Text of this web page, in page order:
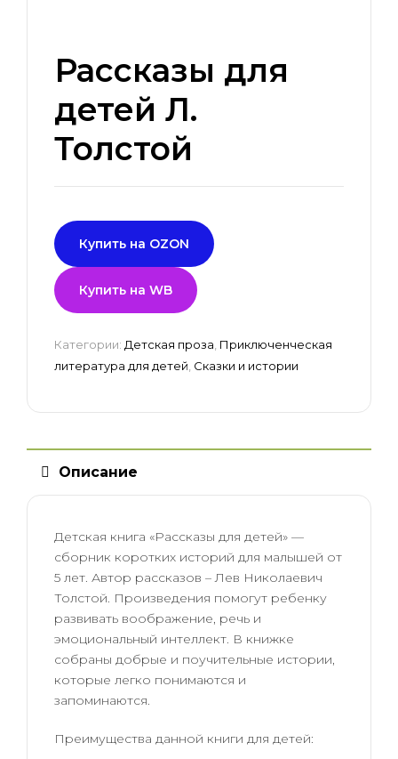
Рассказы для
детей Л.
Толстой
Купить на OZON
Купить на WB
Категории: Детская проза Приключенческая
литература для детей Сказки и истории
Описание
Детская книга «Рассказы для детей» —
сборник коротких историй для малышей от
5 лет. Автор рассказов – Лев Николаевич
Толстой. Произведения помогут ребенку
развивать воображение, речь и
эмоциональный интеллект. В книжке
собраны добрые и поучительные истории,
которые легко понимаются и
запоминаются.
Преимущества данной книги для детей: